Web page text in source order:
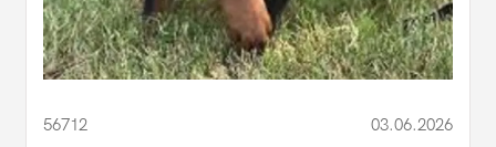
56712 03.06.2026